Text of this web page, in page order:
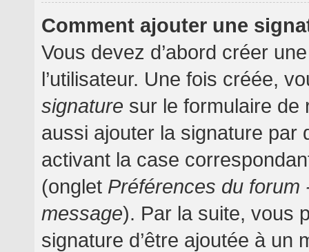
Comment ajouter une
Vous devez d’abord créer
l’utilisateur. Une fois créée,
signature sur le formulaire de
aussi ajouter la signature par
activant la case
(onglet Préférences du
message). Par la suite, vous
signature d’être ajoutée à un